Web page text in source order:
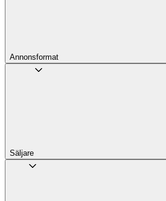
Annons­format
Säljare